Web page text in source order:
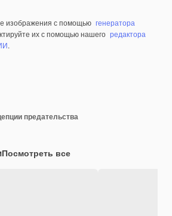
изображения с помощью генератора
их с помощью нашего редактора
.
предательства
Посмотреть все